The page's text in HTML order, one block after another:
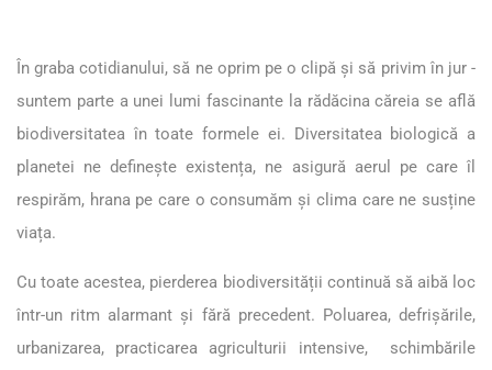
În graba cotidianului, să ne oprim pe o clipă și să privim în jur -
suntem parte a unei lumi fascinante la rădăcina căreia se află
biodiversitatea în toate formele ei. Diversitatea biologică a
planetei ne definește existența, ne asigură aerul pe care îl
respirăm, hrana pe care o consumăm și clima care ne susține
viața.
Cu toate acestea, pierderea biodiversității continuă să aibă loc
într-un ritm alarmant și fără precedent. Poluarea, defrișările,
urbanizarea, practicarea agriculturii intensive, schimbările